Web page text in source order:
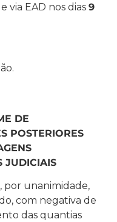
via EAD nos dias 9
DE
POSTERIORES
JUDICIAIS
por unanimidade,
com negativa de
das quantias